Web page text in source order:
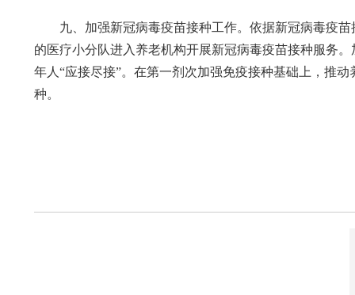
九、加强新冠病毒疫苗接种工作。依据新冠病毒疫
的医疗小分队进入养老机构开展新冠病毒疫苗接种服务
年人“应接尽接”。在第一剂次加强免疫接种基础上，推
种。